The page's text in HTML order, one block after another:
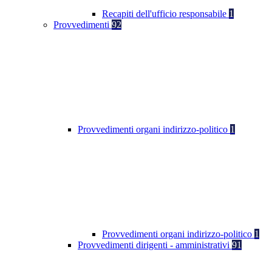
Recapiti dell'ufficio responsabile 1
Provvedimenti 92
Provvedimenti organi indirizzo-politico 1
Provvedimenti organi indirizzo-politico 1
Provvedimenti dirigenti - amministrativi 91